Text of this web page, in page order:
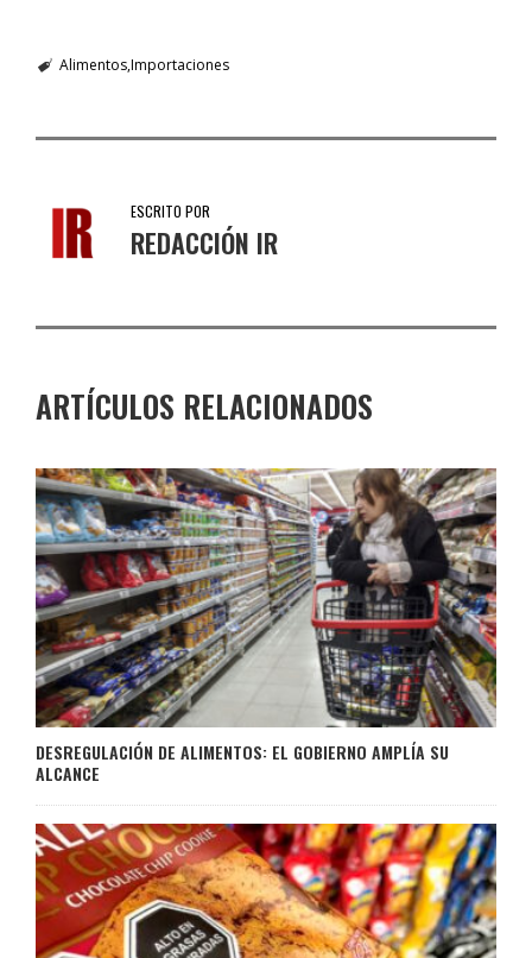
AlimentosImportaciones
ESCRITO POR
REDACCIÓN IR
ARTÍCULOS RELACIONADOS
DESREGULACIÓN DE ALIMENTOS: EL GOBIERNO AMPLÍA SU
ALCANCE